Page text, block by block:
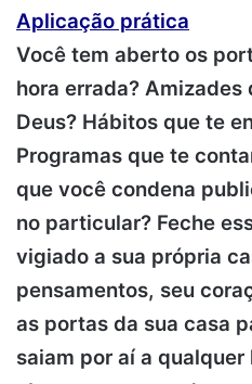
Aplicação prática
Você tem aberto os
hora errada?
Deus? Hábitos que te
Programas que te
que você condena
no particular? Feche
vigiado a sua própria
pensamentos, seu
as portas da sua casa
saiam por aí a qualquer